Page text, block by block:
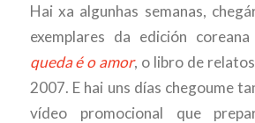
Hai xa algunhas semanas,
exemplares da edición
queda é o amor, o libro de
2007. E hai uns días chegoume
vídeo promocional que